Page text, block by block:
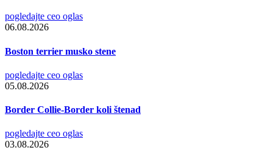
pogledajte ceo oglas
06.08.2026
Boston terrier musko stene
pogledajte ceo oglas
05.08.2026
Border Collie-Border koli štenad
pogledajte ceo oglas
03.08.2026